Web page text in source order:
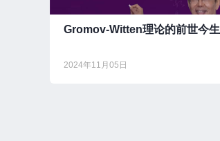
Gromov-Witten理论的前世今生
2024年11月05日